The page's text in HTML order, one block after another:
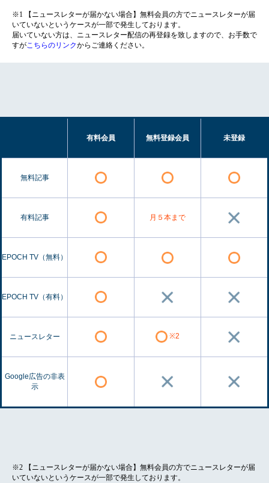
※1 【ニュースレターが届かない場合】無料会員の方でニュースレターが届
いていないというケースが一部で発生しております。
届いていない方は、ニュースレター配信の再登録を致しますので、お手数で
すがこちらのリンクからご連絡ください。
有料会員 無料登録会員 未登録
無料記事
有料記事 月５本まで
EPOCH TV（無料）
EPOCH TV（有料）
ニュースレター ※2
Google広告の非表
示
※2 【ニュースレターが届かない場合】無料会員の方でニュースレターが届
いていないというケースが一部で発生しております。